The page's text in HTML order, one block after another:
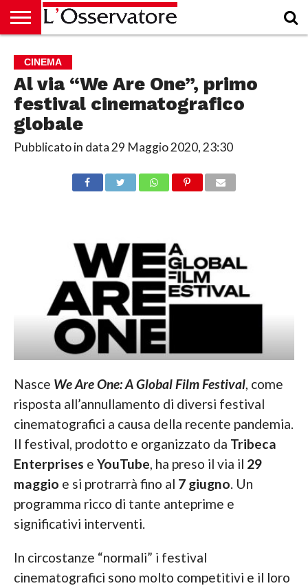
CULTURA
ECONOMIA
RUBRICHE
ARCHIVIO
PODCAST
ABBONAMENTO
CHI
SIAMO
ACCEDI
CINEMA
Al via “We Are One”, primo
festival cinematografico
globale
Pubblicato in data29 Maggio 2020, 23:30
Nasce We Are One: A Global Film Festival, come
risposta all’annullamento di diversi festival
cinematografici a causa della recente pandemia.
Il festival, prodotto e organizzato da Tribeca
Enterprises e YouTube, ha preso il via il 29
maggio e si protrarrà fino al 7 giugno. Un
programma ricco di tante anteprime e
significativi interventi.
In circostanze “normali” i festival
cinematografici sono molto competitivi e il loro